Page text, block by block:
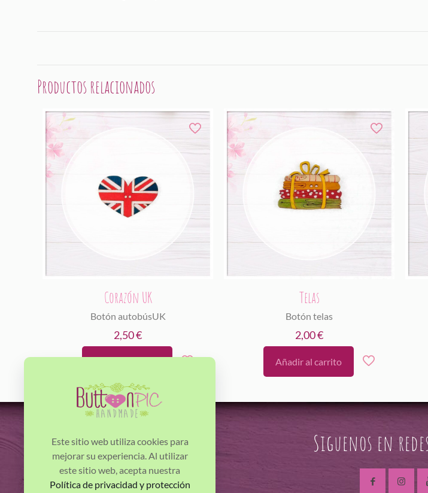
Productos relacionados
Corazón UK
Botón autobúsUK
2,50€
Telas
Botón telas
2,00€
Añadir al carrito
Horacio Jackson Villalonga - Buttonpic.
Siguenos en
Este sitio web utiliza cookies para
mejorar su experiencia. Al utilizar
este sitio web, acepta nuestra
Política de privacidad y protección